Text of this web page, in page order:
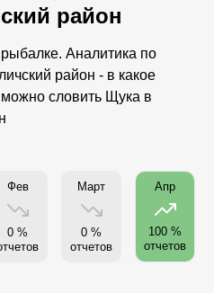
район
рыбалке. Аналитика по
район - в какое
словить Щука в
Фев
0 %
Март
0 %
отчетов
Апр
100 %
отчетов